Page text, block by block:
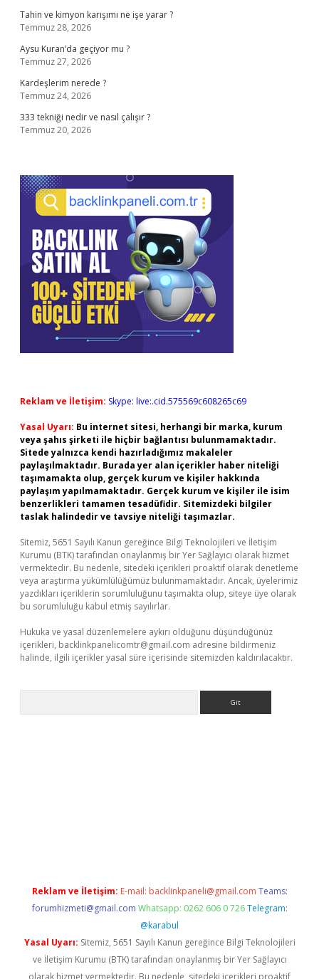
Tahin ve kimyon karışımı ne işe yarar ?
Temmuz 28, 2026
Aysu Kuran’da geçiyor mu ?
Temmuz 27, 2026
Kardeşlerim nerede ?
Temmuz 24, 2026
333 tekniği nedir ve nasıl çalışır ?
Temmuz 20, 2026
Reklam ve İletişim: Skype: live:.cid.575569c608265c69
Yasal Uyarı: Bu internet sitesi, herhangi bir marka, kurum
veya şahıs şirketi ile hiçbir bağlantısı bulunmamaktadır.
Sitede yalnızca kendi hazırladığımız makaleler
paylaşılmaktadır. Burada yer alan içerikler haber niteliği
taşımamakta olup, gerçek kurum ve kişiler hakkında
paylaşım yapılmamaktadır. Gerçek kurum ve kişiler ile isim
benzerlikleri tamamen tesadüfidir. Sitemizdeki bilgiler
taslak halindedir ve tavsiye niteliği taşımazlar.
Sitemiz, 5651 Sayılı Kanun gereğince Bilgi Teknolojileri ve İletişim
Kurumu (BTK) tarafından onaylanmış bir Yer Sağlayıcı olarak hizmet
vermektedir. Bu nedenle, sitedeki içerikleri proaktif olarak denetleme
veya araştırma yükümlülüğümüz bulunmamaktadır. Ancak, üyelerimiz
yazdıkları içeriklerin sorumluluğunu taşımakta olup, siteye üye olarak
bu sorumluluğu kabul etmiş sayılırlar.
Hukuka ve yasal düzenlemelere aykırı olduğunu düşündüğünüz
içerikleri, backlinkpanelicomtr@gmail.com adresine bildirmeniz
halinde, ilgili içerikler yasal süre içerisinde sitemizden kaldırılacaktır.
Reklam ve İletişim: E-mail: backlinkpaneli@gmail.com Teams:
forumhizmeti@gmail.com Whatsapp: 0262 606 0 726 Telegram:
@karabul
Yasal Uyarı: Sitemiz, 5651 Sayılı Kanun gereğince Bilgi Teknolojileri
ve İletişim Kurumu (BTK) tarafından onaylanmış bir Yer Sağlayıcı
olarak hizmet vermektedir. Bu nedenle, sitedeki içerikleri proaktif